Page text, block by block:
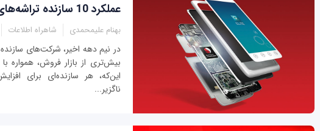
عملکرد 10 سازنده تراشه‌های مجتمع در سال 2015
بهنام علیمحمدی شاهراه اطلاعات
در نیم دهه اخیر، شرکت‌های
بیش‌تری از بازار فروش، همواره
این‌که، هر سازنده‌ای برای
ناگزیر...